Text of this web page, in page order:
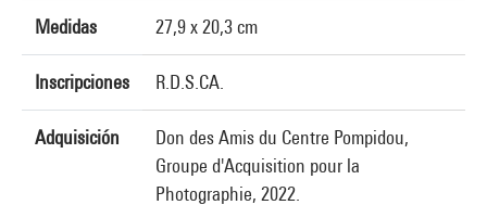
Medidas 27,9 x 20,3 cm
Inscripciones R.D.S.CA.
Adquisición
Don des Amis du Centre Pompidou,
Groupe d'Acquisition pour la
Photographie, 2022.